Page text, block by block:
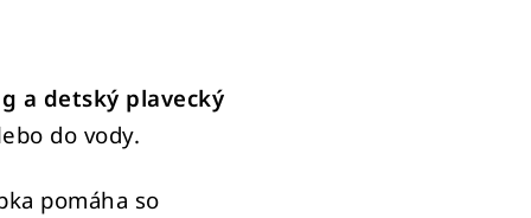
a detský plavecký
do vody.
pomáha so